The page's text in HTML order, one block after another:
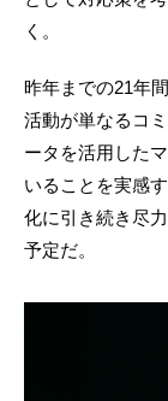
く。
昨年までの21年
活動が単なるコ
ータを活用した
いることを実感
化に引き続き尽
予定だ。